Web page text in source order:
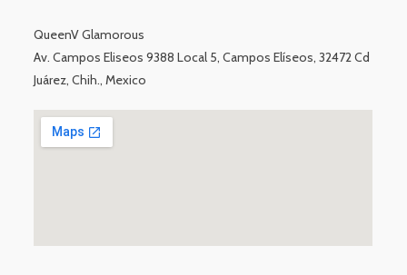
QueenV Glamorous
Av. Campos Eliseos 9388 Local 5, Campos Elíseos, 32472 Cd
Juárez, Chih., Mexico